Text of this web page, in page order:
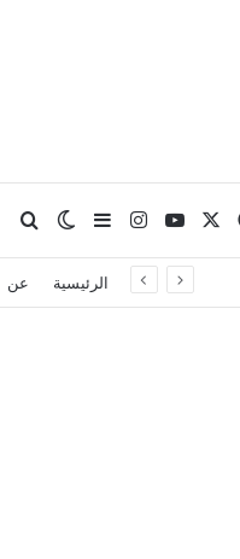
فيسبوك يوتيوبانستقرامإضافة عمود
الوضع
الرئيسية عن